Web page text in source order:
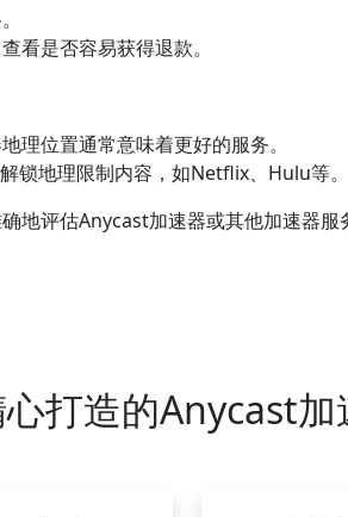
看是否容易获得退款。
理位置通常意味着更好的服务。
锁地理限制内容，如Netflix、Hulu等。
地评估Anycast加速器或其他加速器服
打造的Anycast加